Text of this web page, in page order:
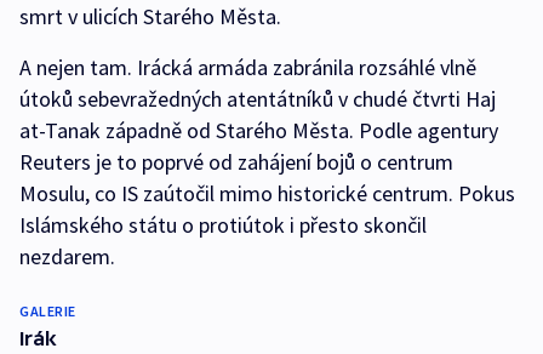
smrt v ulicích Starého Města.
A nejen tam. Irácká armáda zabránila rozsáhlé vlně
útoků sebevražedných atentátníků v chudé čtvrti Haj
at-Tanak západně od Starého Města. Podle agentury
Reuters je to poprvé od zahájení bojů o centrum
Mosulu, co IS zaútočil mimo historické centrum. Pokus
Islámského státu o protiútok i přesto skončil
nezdarem.
GALERIE
Irák